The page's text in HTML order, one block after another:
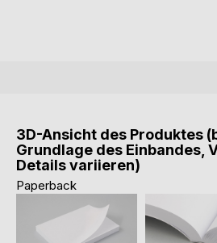
3D-Ansicht des Produktes
Grundlage des Einbandes,
Details variieren)
Paperback